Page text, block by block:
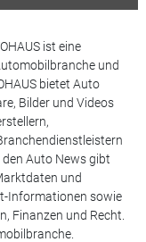
ist eine
und
bietet Auto
Bilder und Videos
Auto News gibt
und
Informationen sowie
Finanzen und Recht.